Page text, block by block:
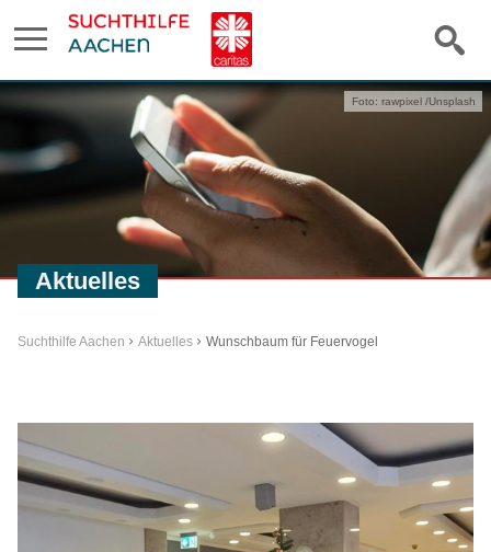
Aktuelles
Foto: rawpixel /Unsplash
Suchthilfe Aachen Aktuelles Wunschbaum für Feuervogel